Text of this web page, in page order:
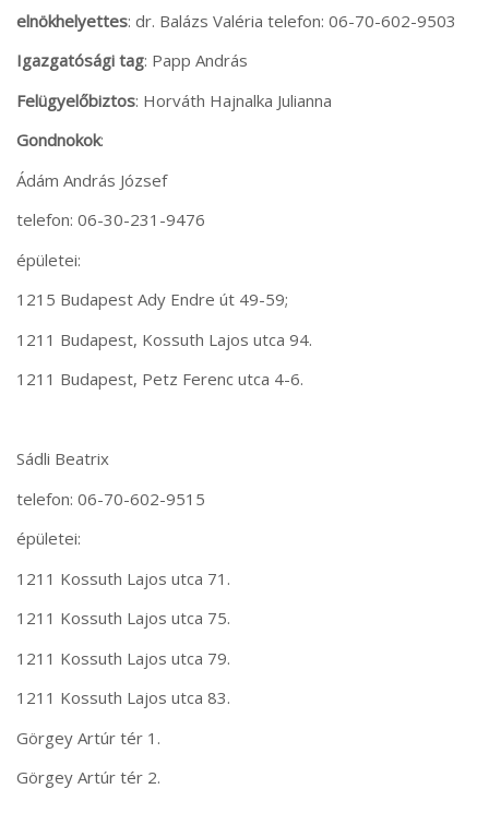
elnökhelyettes: dr. Balázs Valéria telefon: 06-70-602-9503
Igazgatósági tag: Papp András
Felügyelőbiztos: Horváth Hajnalka Julianna
Gondnokok:
Ádám András József
telefon: 06-30-231-9476
épületei:
1215 Budapest Ady Endre út 49-59;
1211 Budapest, Kossuth Lajos utca 94.
1211 Budapest, Petz Ferenc utca 4-6.
Sádli Beatrix
telefon: 06-70-602-9515
épületei:
1211 Kossuth Lajos utca 71.
1211 Kossuth Lajos utca 75.
1211 Kossuth Lajos utca 79.
1211 Kossuth Lajos utca 83.
Görgey Artúr tér 1.
Görgey Artúr tér 2.